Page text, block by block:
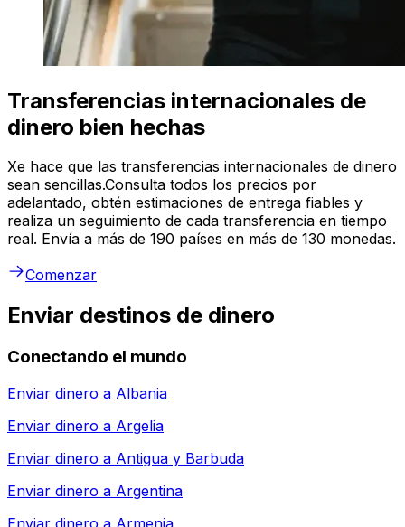
Transferencias internacionales de
dinero bien hechas
Xe hace que las transferencias internacionales de dinero
sean sencillas.Consulta todos los precios por
adelantado, obtén estimaciones de entrega fiables y
realiza un seguimiento de cada transferencia en tiempo
real. Envía a más de 190 países en más de 130 monedas.
Comenzar
Enviar destinos de dinero
Conectando el mundo
Enviar dinero a Albania
Enviar dinero a Argelia
Enviar dinero a Antigua y Barbuda
Enviar dinero a Argentina
Enviar dinero a Armenia